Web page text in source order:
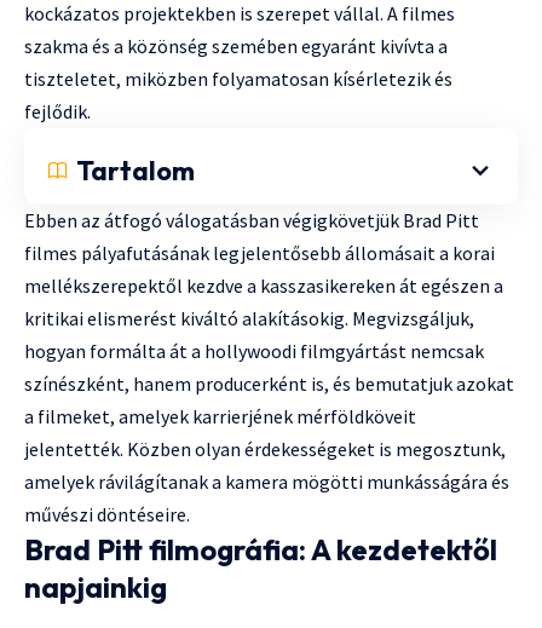
kockázatos projektekben is szerepet vállal. A filmes
szakma és a közönség szemében egyaránt kivívta a
tiszteletet, miközben folyamatosan kísérletezik és
fejlődik.
Tartalom
Ebben az átfogó válogatásban végigkövetjük Brad Pitt
filmes pályafutásának legjelentősebb állomásait a korai
mellékszerepektől kezdve a kasszasikereken át egészen a
kritikai elismerést kiváltó alakításokig. Megvizsgáljuk,
hogyan formálta át a hollywoodi filmgyártást nemcsak
színészként, hanem producerként is, és bemutatjuk azokat
a filmeket, amelyek karrierjének mérföldköveit
jelentették. Közben olyan érdekességeket is megosztunk,
amelyek rávilágítanak a kamera mögötti munkásságára és
művészi döntéseire.
Brad Pitt filmográfia: A kezdetektől
napjainkig